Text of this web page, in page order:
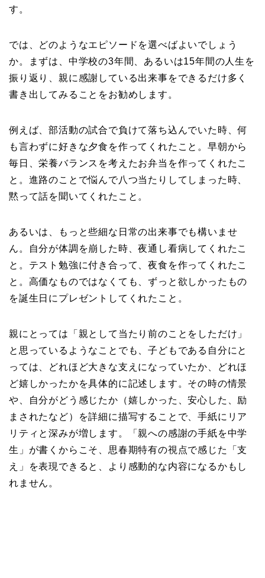
す。
では、どのようなエピソードを選べばよいでしょう
か。まずは、中学校の3年間、あるいは15年間の人生を
振り返り、親に感謝している出来事をできるだけ多く
書き出してみることをお勧めします。
例えば、部活動の試合で負けて落ち込んでいた時、何
も言わずに好きな夕食を作ってくれたこと。早朝から
毎日、栄養バランスを考えたお弁当を作ってくれたこ
と。進路のことで悩んで八つ当たりしてしまった時、
黙って話を聞いてくれたこと。
あるいは、もっと些細な日常の出来事でも構いませ
ん。自分が体調を崩した時、夜通し看病してくれたこ
と。テスト勉強に付き合って、夜食を作ってくれたこ
と。高価なものではなくても、ずっと欲しかったもの
を誕生日にプレゼントしてくれたこと。
親にとっては「親として当たり前のことをしただけ」
と思っているようなことでも、子どもである自分にと
っては、どれほど大きな支えになっていたか、どれほ
ど嬉しかったかを具体的に記述します。その時の情景
や、自分がどう感じたか（嬉しかった、安心した、励
まされたなど）を詳細に描写することで、手紙にリア
リティと深みが増します。「親への感謝の手紙を中学
生」が書くからこそ、思春期特有の視点で感じた「支
え」を表現できると、より感動的な内容になるかもし
れません。